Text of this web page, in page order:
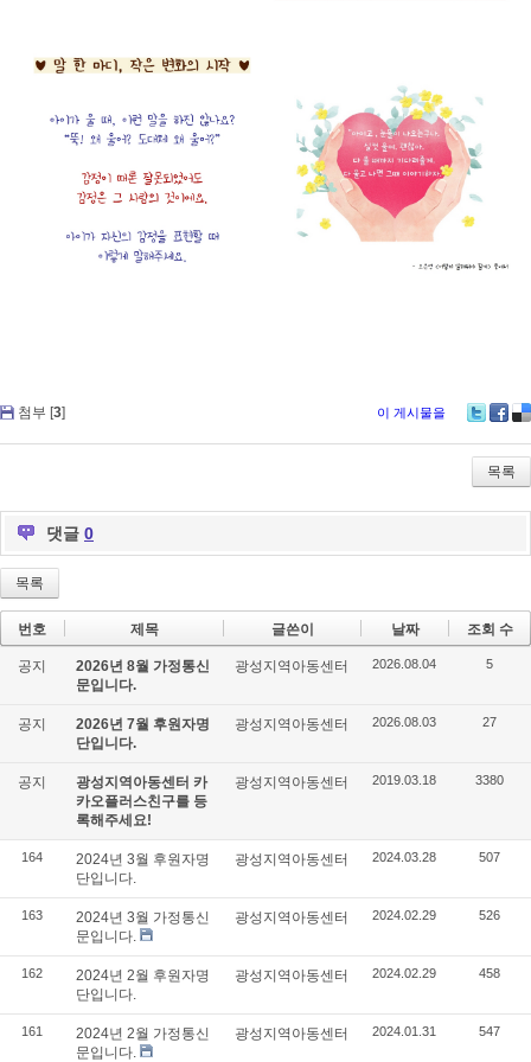
첨부 [3] 이 게시물을
itte ce
bo
ok
lici
ou
s
목록
댓글 0
목록
번호 제목 글쓴이 날짜 조회 수
공지
2026년 8월 가정통신
문입니다.
광성지역아동센터 2026.08.04 5
공지
2026년 7월 후원자명
단입니다.
광성지역아동센터 2026.08.03 27
공지
광성지역아동센터 카
카오플러스친구를 등
록해주세요!
광성지역아동센터 2019.03.18 3380
164
2024년 3월 후원자명
단입니다.
광성지역아동센터 2024.03.28 507
163
2024년 3월 가정통신
문입니다.
광성지역아동센터 2024.02.29 526
162
2024년 2월 후원자명
단입니다.
광성지역아동센터 2024.02.29 458
161
2024년 2월 가정통신
문입니다.
광성지역아동센터 2024.01.31 547